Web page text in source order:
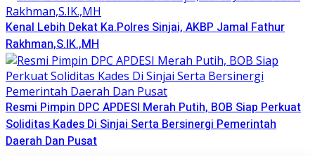
Kenal Lebih Dekat Ka.Polres Sinjai, AKBP Jamal Fathur
Rakhman,S.IK.,MH
Resmi Pimpin DPC APDESI Merah Putih, BOB Siap Perkuat
Soliditas Kades Di Sinjai Serta Bersinergi Pemerintah
Daerah Dan Pusat